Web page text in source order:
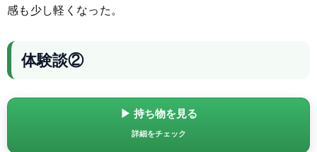
感も少し軽くなった。
体験談②
▶ 持ち物を見る
詳細をチェック